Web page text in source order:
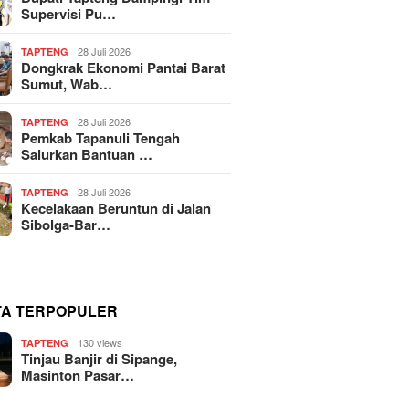
Supervisi Pu…
TAPTENG 28 Juli 2026
Dongkrak Ekonomi Pantai Barat
Sumut, Wab…
TAPTENG 28 Juli 2026
Pemkab Tapanuli Tengah
Salurkan Bantuan …
TAPTENG 28 Juli 2026
Kecelakaan Beruntun di Jalan
Sibolga-Bar…
TERPOPULER
TAPTENG 130 views
Tinjau Banjir di Sipange,
Masinton Pasar…